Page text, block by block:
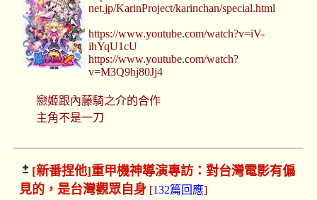
net.jp/KarinProject/karinchan/special.html
https://www.youtube.com/watch?v=iV-
ihYqU1cU
https://www.youtube.com/watch?
v=M3Q9hj80Jj4
戀姬跟內藤騎之介的合作
主角不是一刀
[新番捏他]重甲機神導演專訪：對台灣電影有偏
見的，是台灣觀眾自身[132篇回應]